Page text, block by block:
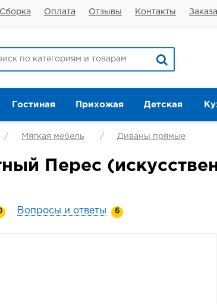
Оплата Отзывы Контакты
Гостиная Прихожая Детская
Мягкая мебель Диваны прямые
Перес
Вопросы и ответы 6